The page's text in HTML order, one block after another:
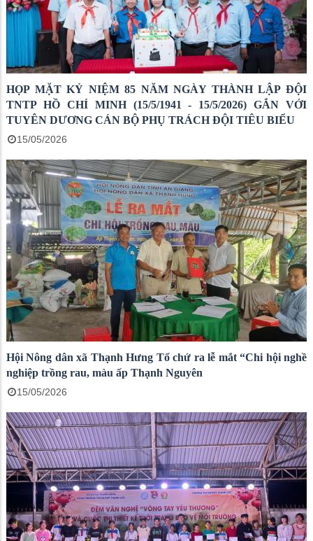
HỌP MẶT KỶ NIỆM 85 NĂM NGÀY THÀNH LẬP ĐỘI
TNTP HỒ CHÍ MINH (15/5/1941 - 15/5/2026) GẮN VỚI
TUYÊN DƯƠNG CÁN BỘ PHỤ TRÁCH ĐỘI TIÊU BIỂU
15/05/2026
Hội Nông dân xã Thạnh Hưng Tổ chứ ra lễ mắt “Chi hội nghề
nghiệp trồng rau, màu ấp Thạnh Nguyên
15/05/2026